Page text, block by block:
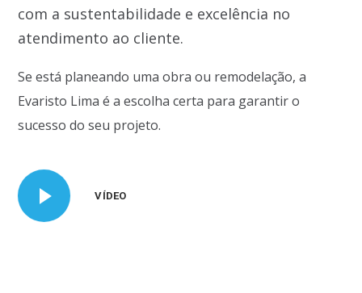
com a sustentabilidade e excelência no
atendimento ao cliente.
Se está planeando uma obra ou remodelação, a
Evaristo Lima é a escolha certa para garantir o
sucesso do seu projeto.
VÍDEO